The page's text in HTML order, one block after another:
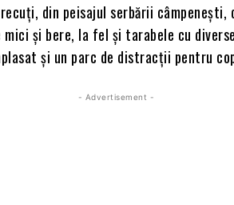
din peisajul serbării câmpenești,
și bere, la fel și tarabele cu
și un parc de distracții pentru
- Advertisement -